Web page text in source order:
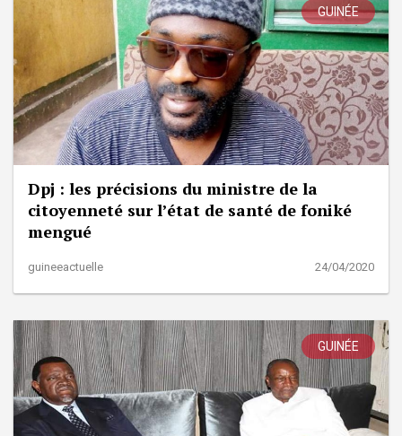
GUINÉE
Dpj : les précisions du ministre de la
citoyenneté sur l’état de santé de foniké
mengué
guineeactuelle 24/04/2020
GUINÉE